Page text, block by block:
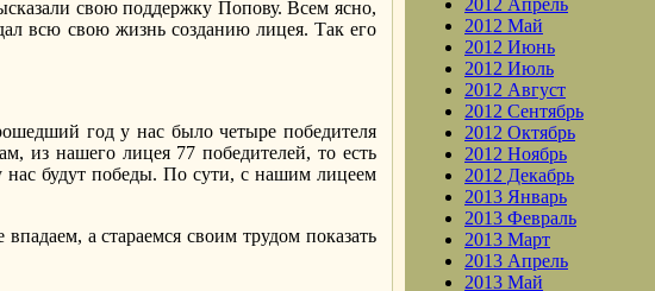
свою поддержку Попову. Всем ясно,
всю свою жизнь созданию лицея. Так его
год у нас было четыре победителя
из нашего лицея 77 победителей, то есть
будут победы. По сути, с нашим лицеем
а стараемся своим трудом показать
2012 Апрель
2012 Май
2012 Июнь
2012 Июль
2012 Август
2012 Сентябрь
2012 Октябрь
2012 Ноябрь
2012 Декабрь
2013 Январь
2013 Февраль
2013 Март
2013 Апрель
2013 Май